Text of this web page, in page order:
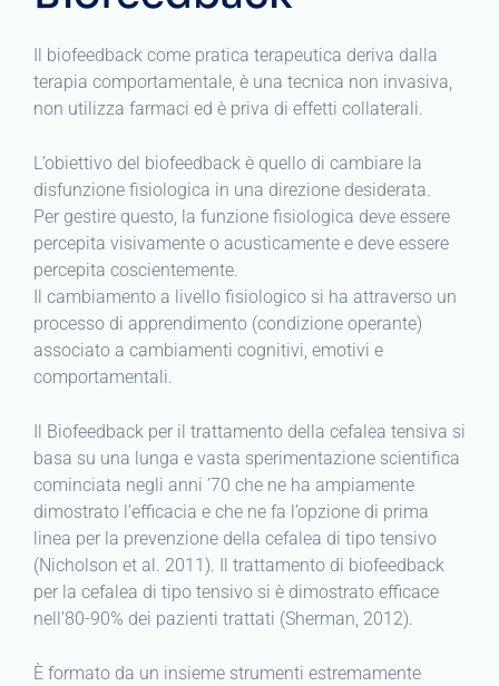
Il biofeedback come pratica terapeutica deriva dalla
terapia comportamentale, è una tecnica non invasiva,
non utilizza farmaci ed è priva di effetti collaterali.
L’obiettivo del biofeedback è quello di cambiare la
disfunzione fisiologica in una direzione desiderata.
Per gestire questo, la funzione fisiologica deve essere
percepita visivamente o acusticamente e deve essere
percepita coscientemente.
Il cambiamento a livello fisiologico si ha attraverso un
processo di apprendimento (condizione operante)
associato a cambiamenti cognitivi, emotivi e
comportamentali.
Il Biofeedback per il trattamento della cefalea tensiva si
basa su una lunga e vasta sperimentazione scientifica
cominciata negli anni ’70 che ne ha ampiamente
dimostrato l’efficacia e che ne fa l’opzione di prima
linea per la prevenzione della cefalea di tipo tensivo
(Nicholson et al. 2011). Il trattamento di biofeedback
per la cefalea di tipo tensivo si è dimostrato efficace
nell’80-90% dei pazienti trattati (Sherman, 2012).
È formato da un insieme strumenti estremamente